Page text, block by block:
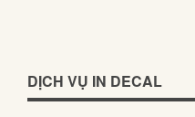
DỊCH VỤ IN DECAL